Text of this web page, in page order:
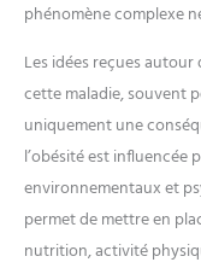
phénomène complexe
Les idées reçues
cette maladie, souvent
uniquement une
l’obésité est influencée
environnementaux et
permet de mettre en
nutrition, activité